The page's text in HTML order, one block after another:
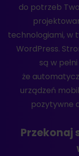
do potrzeb
technologiami, w
WordPress.
są w
że
urządzeń
pozytywne
Przekonaj